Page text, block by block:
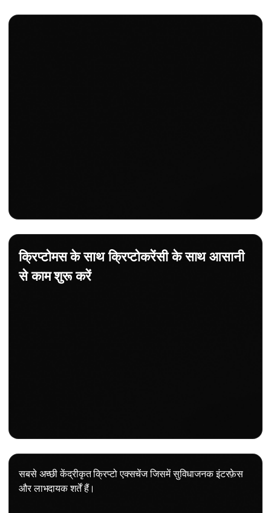
क्रिप्टोमस के साथ क्रिप्टोकरेंसी के साथ आसानी
से काम शुरू करें
सबसे अच्छी केंद्रीकृत क्रिप्टो एक्सचेंज जिसमें सुविधाजनक इंटरफ़ेस
और लाभदायक शर्तें हैं।